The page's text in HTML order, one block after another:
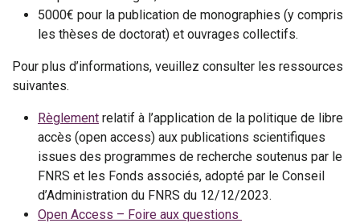
5000€ pour la publication de monographies (y compris
les thèses de doctorat) et ouvrages collectifs.
Pour plus d’informations, veuillez consulter les ressources
suivantes.
Règlement relatif à l’application de la politique de libre
accès (open access) aux publications scientifiques
issues des programmes de recherche soutenus par le
FNRS et les Fonds associés, adopté par le Conseil
d’Administration du FNRS du 12/12/2023.
Open Access – Foire aux questions